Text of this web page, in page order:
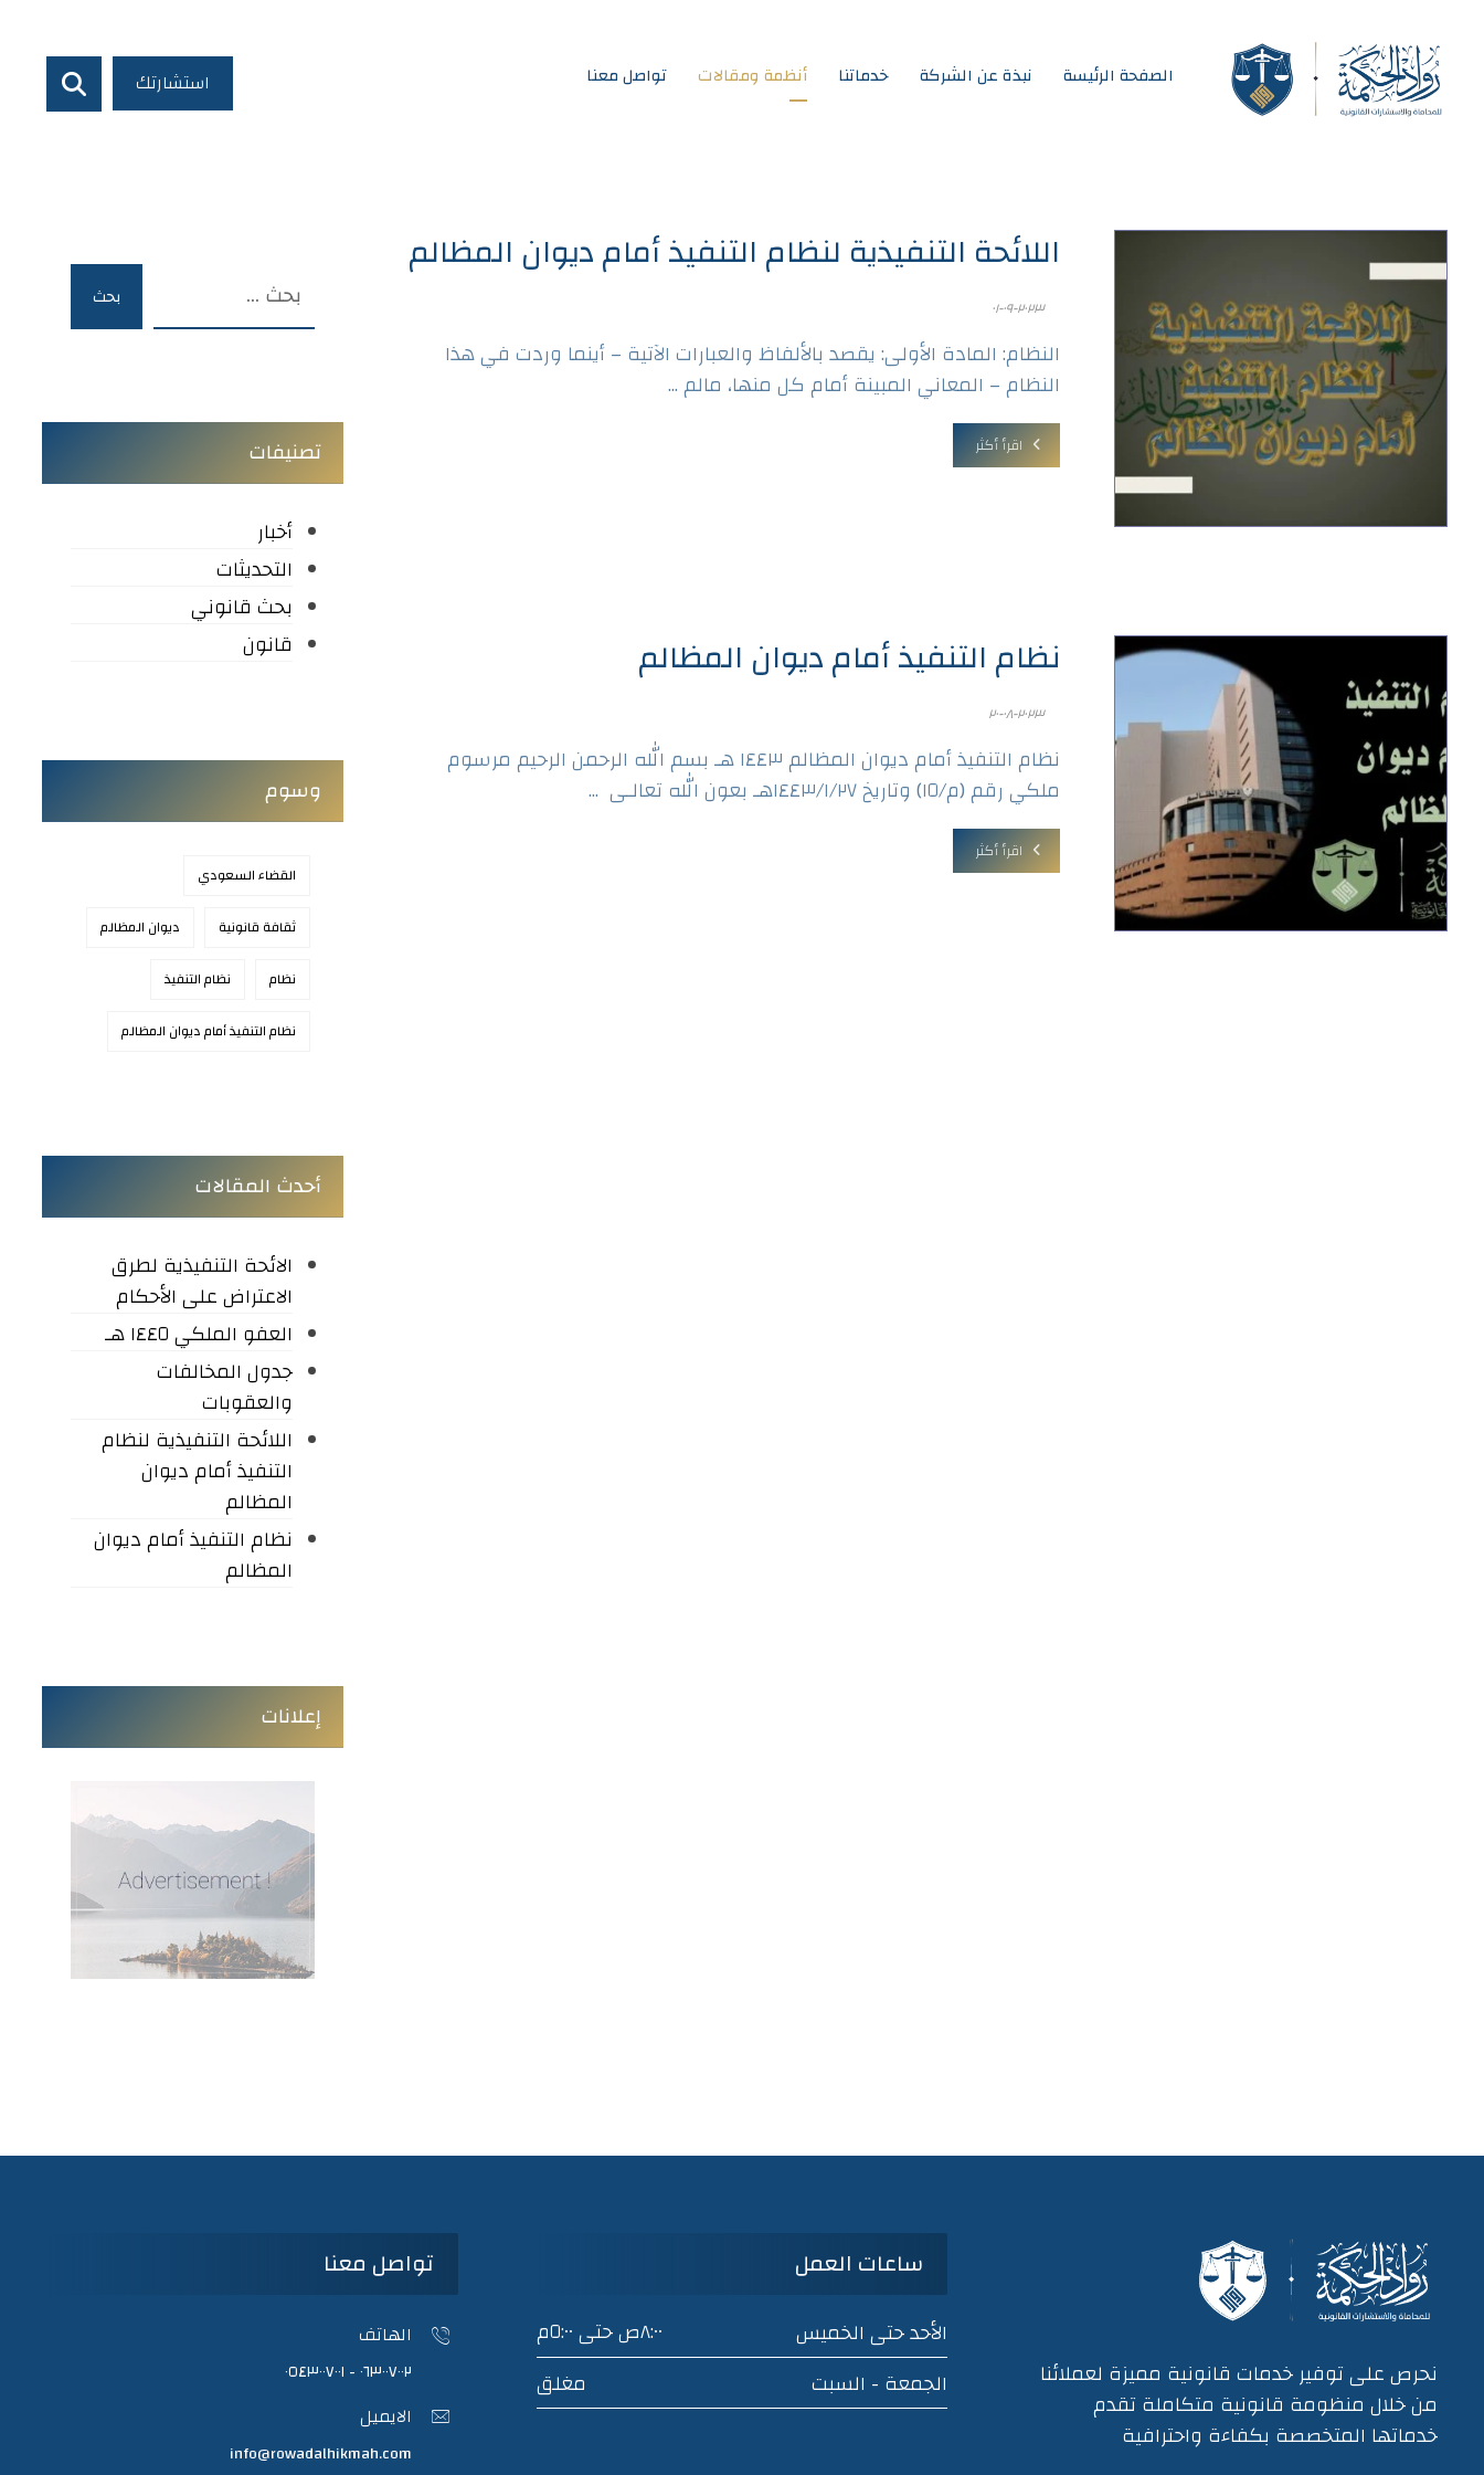
الصفحة الرئيسة نبذة عن الشركة خدماتنا أنظمة ومقالات تواصل معنا استشارتك
اللائحة التنفيذية لنظام التنفيذ أمام ديوان المظالم
٢٠٢٣-٠٩-٠١
النظام: المادة الأولى: يقصد بالألفاظ والعبارات الآتية – أينما وردت في هذا
النظام – المعاني المبينة أمام كل منها، مالم ...
اقرأ أكثر
نظام التنفيذ أمام ديوان المظالم
٢٠٢٣-٠٨-٢٠
نظام التنفيذ أمام ديوان المظالم ١٤٤٣ هـ بسم الله الرحمن الرحيم مرسوم
ملكي رقم (م/١٥) وتاريخ ١٤٤٣/١/٢٧هـ بعون الله تعالـى ...
اقرأ أكثر
بحث
تصنيفات
أخبار
التحديثات
بحث قانوني
قانون
وسوم
القضاء السعودي
ثقافة قانونية ديوان المظالم
نظام نظام التنفيذ
نظام التنفيذ أمام ديوان المظالم
أحدث المقالات
الائحة التنفيذية لطرق
الاعتراض على الأحكام
العفو الملكي ١٤٤٥ هـ
جدول المخالفات
والعقوبات
اللائحة التنفيذية لنظام
التنفيذ أمام ديوان
المظالم
نظام التنفيذ أمام ديوان
المظالم
إعلانات
نحرص على توفير خدمات قانونية مميزة لعملائنا
من خلال منظومة قانونية متكاملة تقدم
خدماتها المتخصصة بكفاءة واحترافية
ساعات العمل
الأحد حتى الخميس
٨:٠٠ص حتى ٥:٠٠م
الجمعة - السبت
مغلق
تواصل معنا
الهاتف
٠٦٣٠٠٧٠٠٢ - ٠٥٤٣٠٠٧٠٠١
الايميل
info@rowadalhikmah.com